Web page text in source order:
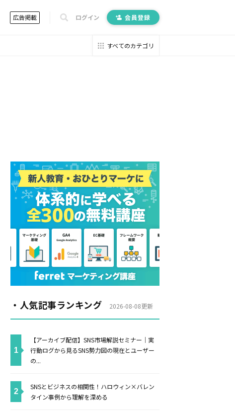
広告掲載 ログイン 会員登録
すべてのカテゴリ
・人気記事ランキング 2026-08-08更新
【アーカイブ配信】SNS市場解説セミナー｜実
行動ログから見るSNS勢力図の現在とユーザー
の...
SNSとビジネスの相関性！ハロウィン×バレン
タイン事例から理解を深める